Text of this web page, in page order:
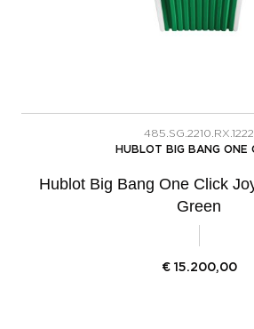
485.SG.2210.RX.1222
HUBLOT BIG BANG ONE
Hublot Big Bang One Click
Green
€ 15.200,00